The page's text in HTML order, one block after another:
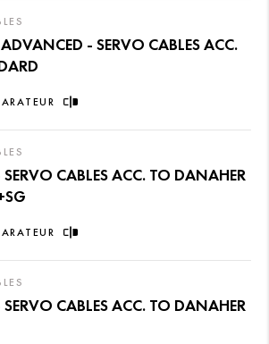
- SERVO CABLES ACC.
CABLES ACC. TO DANAHER
CABLES ACC. TO DANAHER